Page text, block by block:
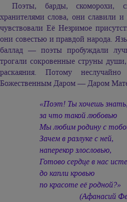
Поэты, барды, скоморохи,
хранителями слова, они славили
чувствовали Её Незримое
они совестью и правдой народа.
баллад — поэты пробуждали
трогали сокровенные струны
раскаяния. Потому
Божественным Даром — Даром
«Поэт! Ты хочешь знать,
за что такой любовью
Мы любим родину с
Зачем в разлуке с ней,
наперекор злословью,
Готово сердце в нас
до капли кровью
по красоте её родной?»
(Афанасий